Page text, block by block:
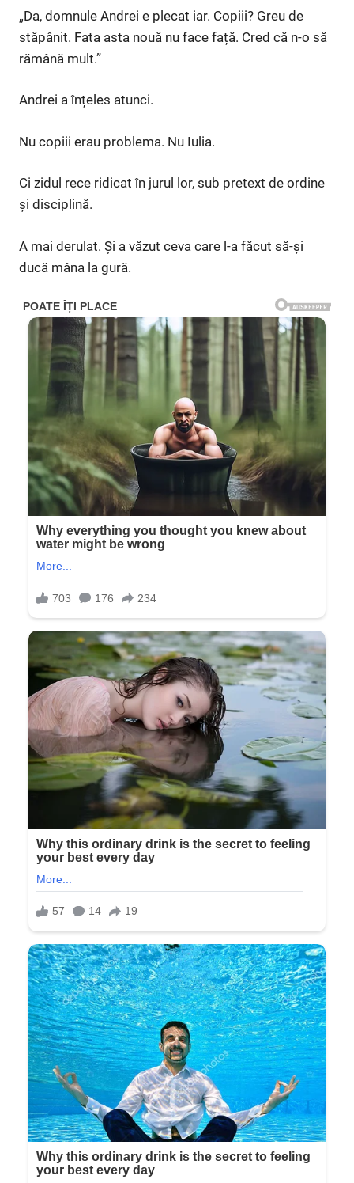
„Da, domnule Andrei e plecat iar. Copiii? Greu de
stăpânit. Fata asta nouă nu face față. Cred că n-o să
rămână mult.”
Andrei a înțeles atunci.
Nu copiii erau problema. Nu Iulia.
Ci zidul rece ridicat în jurul lor, sub pretext de ordine
și disciplină.
A mai derulat. Și a văzut ceva care l-a făcut să-și
ducă mâna la gură.